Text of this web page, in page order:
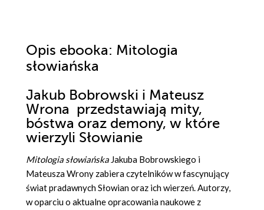
Opis ebooka: Mitologia
słowiańska
Jakub Bobrowski i Mateusz
Wrona przedstawiają mity,
bóstwa oraz demony, w które
wierzyli Słowianie
Mitologia słowiańska Jakuba Bobrowskiego i
Mateusza Wrony zabiera czytelników w fascynujący
świat pradawnych Słowian oraz ich wierzeń. Autorzy,
w oparciu o aktualne opracowania naukowe z